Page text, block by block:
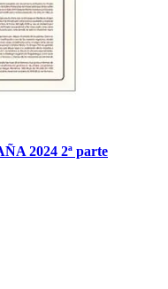
2024 2ª parte